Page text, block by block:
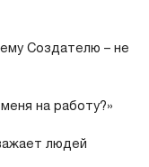
Создателю – не
на работу?»
людей